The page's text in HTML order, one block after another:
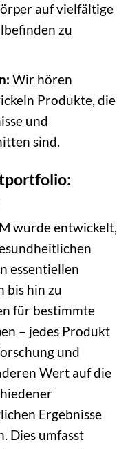
auf vielfältige
zu
Wir hören
Produkte, die
und
sind.
wurde entwickelt,
essentiellen
bis hin zu
für bestimmte
– jedes Produkt
und
Wert auf die
Ergebnisse
Dies umfasst